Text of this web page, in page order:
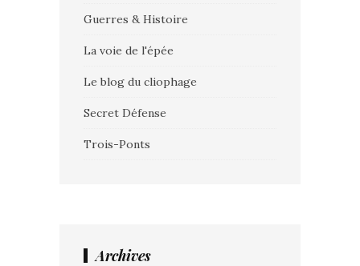
Guerres & Histoire
La voie de l'épée
Le blog du cliophage
Secret Défense
Trois-Ponts
Archives